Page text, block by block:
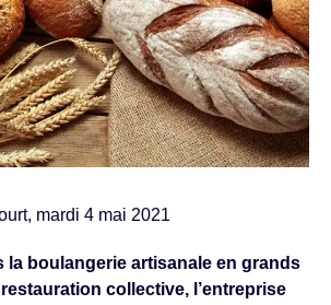
mardi 4 mai 2021
la boulangerie artisanale en grands
collective, l’entreprise